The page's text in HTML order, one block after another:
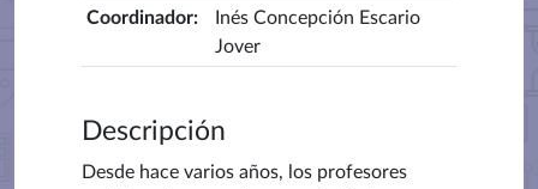
Coordinador:
Inés Concepción Escario
Jover
Descripción
Desde hace varios años, los profesores